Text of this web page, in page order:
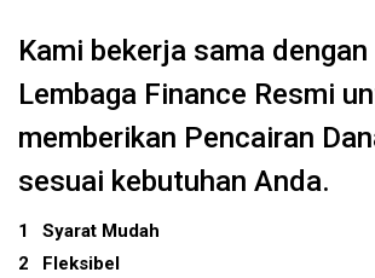
Kami bekerja sama
Lembaga Finance Resmi
memberikan Pencairan
sesuai kebutuhan Anda.
1
Syarat Mudah
2
Fleksibel